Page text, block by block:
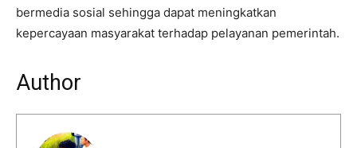
bermedia sosial sehingga dapat meningkatkan
kepercayaan masyarakat terhadap pelayanan pemerintah.
Author